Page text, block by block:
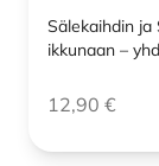
Sälekaihdin ja
ikkunaan –
12,90 €